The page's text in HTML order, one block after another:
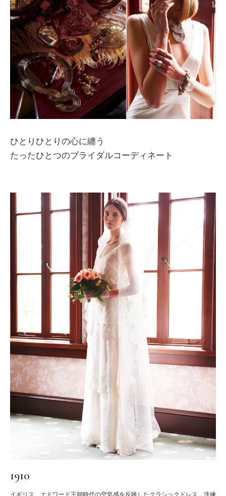
ひとりひとりの心に纏う
たったひとつのブライダルコーディネート
1910
イギリス、エドワード王朝時代の空気感を反映したクラシックドレス、洗練